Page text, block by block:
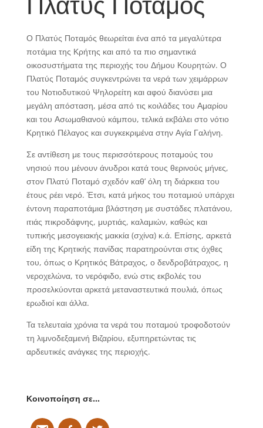
Ο Πλατύς Ποταμός θεωρείται ένα από τα μεγαλύτερα
ποτάμια της Κρήτης και από τα πιο σημαντικά
οικοσυστήματα της περιοχής του Δήμου Κουρητών. Ο
Πλατύς Ποταμός συγκεντρώνει τα νερά των χειμάρρων
του Νοτιοδυτικού Ψηλορείτη και αφού διανύσει μια
μεγάλη απόσταση, μέσα από τις κοιλάδες του Αμαρίου
και του Ασωμαθιανού κάμπου, τελικά εκβάλει στο νότιο
Κρητικό Πέλαγος και συγκεκριμένα στην Αγία Γαλήνη.
Σε αντίθεση με τους περισσότερους ποταμούς του
νησιού που μένουν άνυδροι κατά τους θερινούς μήνες,
στον Πλατύ Ποταμό σχεδόν καθ’ όλη τη διάρκεια του
έτους ρέει νερό. Έτσι, κατά μήκος του ποταμιού υπάρχει
έντονη παραποτάμια βλάστηση με συστάδες πλατάνου,
ιτιάς πικροδάφνης, μυρτιάς, καλαμιών, καθώς και
τυπικής μεσογειακής μακκία (σχίνα) κ.ά. Επίσης, αρκετά
είδη της Κρητικής πανίδας παρατηρούνται στις όχθες
του, όπως ο Κρητικός Βάτραχος, ο δενδροβάτραχος, η
νεροχελώνα, το νερόφιδο, ενώ στις εκβολές του
προσελκύονται αρκετά μεταναστευτικά πουλιά, όπως
ερωδιοί και άλλα.
Τα τελευταία χρόνια τα νερά του ποταμού τροφοδοτούν
τη λιμνοδεξαμενή Βιζαρίου, εξυπηρετώντας τις
αρδευτικές ανάγκες της περιοχής.
Κοινοποίηση σε…